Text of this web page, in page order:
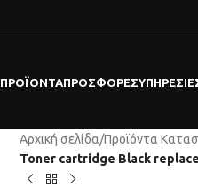
ΠΡΟΪΌΝΤΑΠΡΟΣΦΟΡΕΣ
Αρχική σελίδα/Προϊόντα
Toner cartridge Black